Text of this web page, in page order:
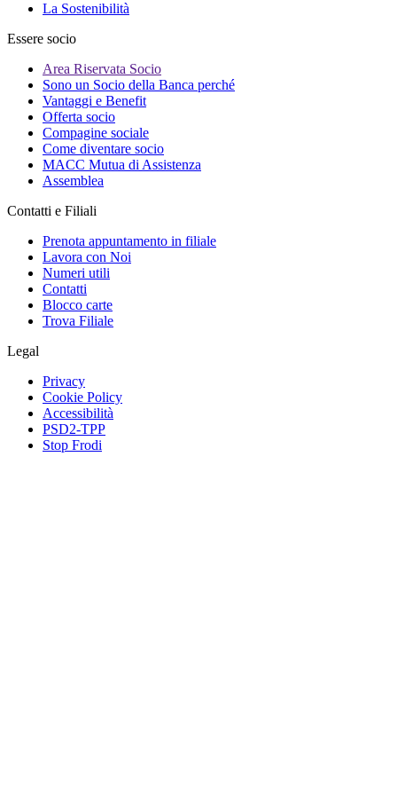
La Sostenibilità
Essere socio
Area Riservata Socio
Sono un Socio della Banca perché
Vantaggi e Benefit
Offerta socio
Compagine sociale
Come diventare socio
MACC Mutua di Assistenza
Assemblea
Contatti e Filiali
Prenota appuntamento in filiale
Lavora con Noi
Numeri utili
Contatti
Blocco carte
Trova Filiale
Legal
Privacy
Cookie Policy
Accessibilità
PSD2-TPP
Stop Frodi